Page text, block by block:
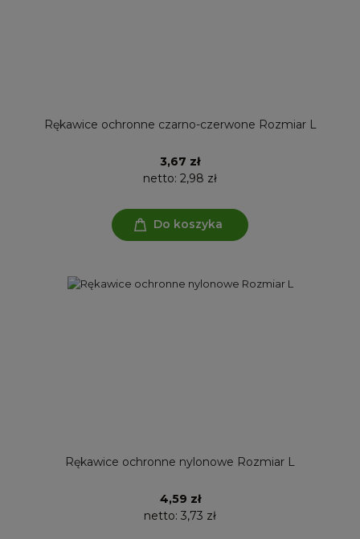
Rękawice ochronne czarno-czerwone Rozmiar L
3,67 zł
netto: 2,98 zł
Do koszyka
Rękawice ochronne nylonowe Rozmiar L
4,59 zł
netto: 3,73 zł